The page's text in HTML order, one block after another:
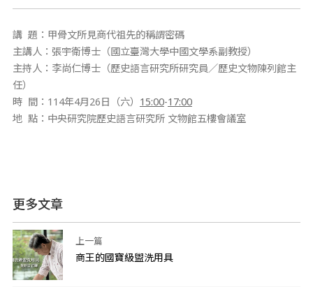
講 題：甲骨文所見商代祖先的稱謂密碼
主講人：張宇衛博士（國立臺灣大學中國文學系副教授）
主持人：李尚仁博士（歷史語言研究所研究員／歷史文物陳列館主
任）
時 間：114年4月26日（六） 15:00-17:00
地 點：中央研究院歷史語言研究所 文物館五樓會議室
更多文章
上一篇
商王的國寶級盥洗用具